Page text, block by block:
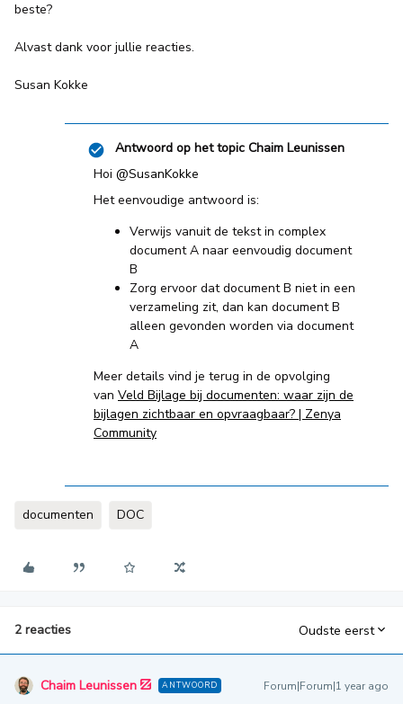
beste?
Alvast dank voor jullie reacties.
Susan Kokke
Antwoord op het topic Chaim Leunissen
Hoi ​ @SusanKokke
Het eenvoudige antwoord is:
Verwijs vanuit de tekst in complex
document A naar eenvoudig document
B
Zorg ervoor dat document B niet in een
verzameling zit, dan kan document B
alleen gevonden worden via document
A
Meer details vind je terug in de opvolging
van Veld Bijlage bij documenten: waar zijn de
bijlagen zichtbaar en opvraagbaar? | Zenya
Community
documenten DOC
2 reacties Oudste eerst
Chaim Leunissen ANTWOORD Forum|Forum|1 year ago